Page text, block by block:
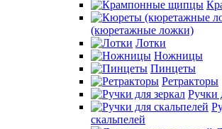
(кюретажные ложки)
Лотки
Ножницы
Пинцеты
Ретракторы
Ручки
скальпелей